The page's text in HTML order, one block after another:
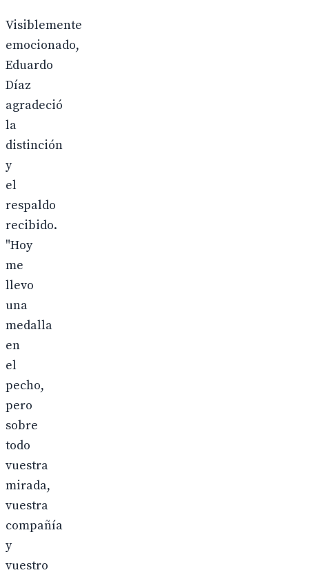
Visiblemente
emocionado,
Eduardo
Díaz
agradeció
la
distinción
y
el
respaldo
recibido.
"Hoy
me
llevo
una
medalla
en
el
pecho,
pero
sobre
todo
vuestra
mirada,
vuestra
compañía
y
vuestro